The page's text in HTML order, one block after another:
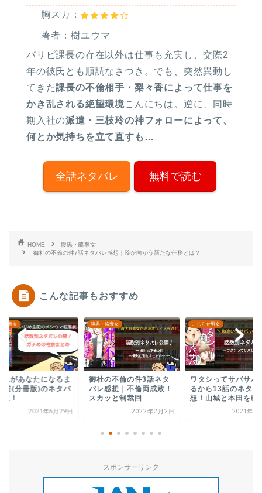
胸スカ：
著者：樹ユウマ
パリピ課長の存在以外は仕事も充実し、交際2
年の彼氏とも順調なさつき。でも、突然異動し
てきた課長の不倫相手・梨々香によって仕事を
かき乱される絶望環境こんにちは。逆に、同時
期入社の派遣・三枝玲の神フォローによって、
何とか気持ちを立て直すも…
全話ネタバレ 無料で読む
HOME
腹黒・略奪女
御社の不倫の件7話ネタバレ感想｜玲が向かう新たな任務とは？
こんな記事もおすすめ
略奪女
の不倫の件3話ネタ
感想｜不倫両成敗！
と制裁回
2022年2月2日
こじらせ男女
ワタシってサバサバして
るから13話のネタバレ感
想！山城と本田を睨む...
2021年3月14日
腹黒・略奪女
ワタシ以外みんなバ
巻のネタバレ感想！
が和代に切り出した
2021年8
スポンサーリンク